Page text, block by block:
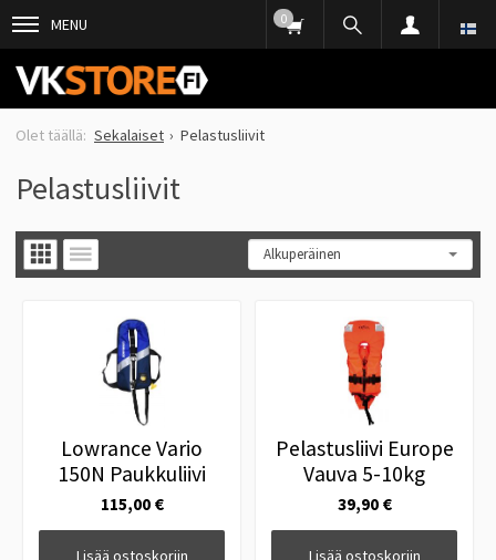
MENU 0
Sekalaiset Pelastusliivit
Pelastusliivit
Lowrance Vario
150N Paukkuliivi
115,00 €
Lisää ostoskoriin
Pelastusliivi Europe
Vauva 5-10kg
39,90 €
Lisää ostoskoriin